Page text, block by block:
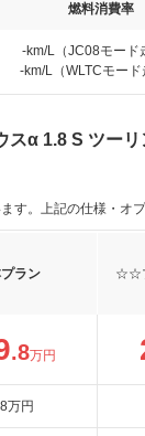
燃料消費率
-km/L（JC08モード
-km/L（WLTCモード
スα 1.8 S ツー
。上記の仕様・オ
ラン
☆☆
.8万円
万円